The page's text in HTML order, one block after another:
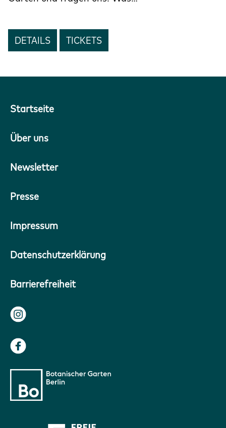
DETAILS TICKETS
Startseite
Über uns
Newsletter
Presse
Impressum
Datenschutzerklärung
Barrierefreiheit